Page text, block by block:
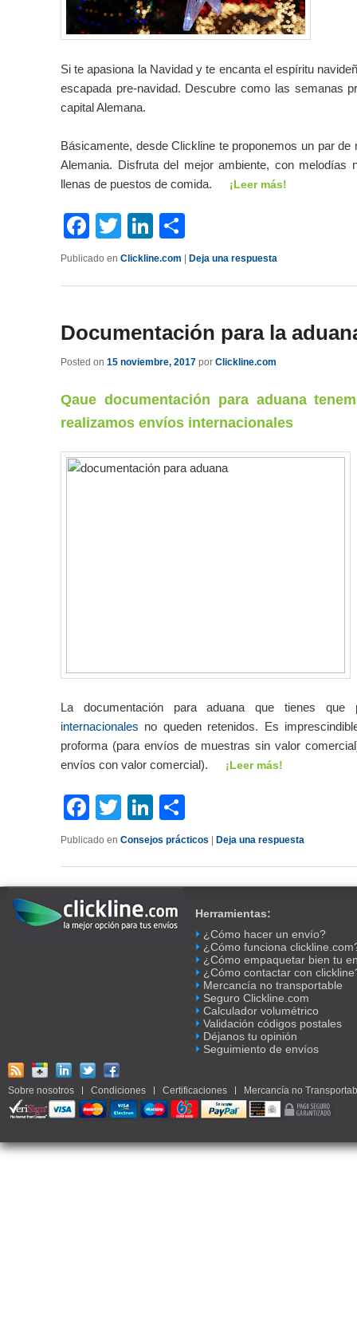
Si te apasiona la Navidad y te encanta el espíritu
escapada pre-navidad. Descubre como las semanas
capital Alemana.
Básicamente, desde Clickline te proponemos un par
Alemania. Disfruta del mejor ambiente, con melodías
llenas de puestos de comida.
¡Leer más!
Facebook
TwitterLinkedIn
Publicado en Clickline.com Deja una respuesta
Documentación para la
Posted on 15 noviembre, 2017 por Clickline.com
Qaue documentación para aduana
realizamos envíos internacionales
La documentación para aduana que tienes
internacionales no queden retenidos. Es
proforma (para envíos de muestras sin valor
envíos con valor comercial).
¡Leer más!
Facebook
TwitterLinkedIn
Publicado en Consejos prácticos | Deja una respuesta
Herramientas:
¿Cómo hacer un envío?
¿Cómo funciona
¿Cómo empaquetar bien tu
¿Cómo contactar con
Mercancía no transportable
Seguro Clickline.com
Calculador volumétrico
Validación códigos postales
Déjanos tu opinión
Seguimiento de envíos
Sobre nosotros Condiciones Certificaciones Mercancía no